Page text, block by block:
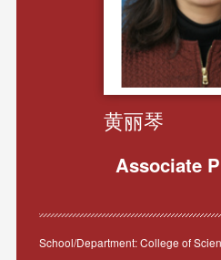
黄丽琴
Associate
School/Department: College of